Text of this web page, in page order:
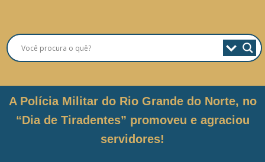
A Polícia Militar do Rio Grande do Norte, no
“Dia de Tiradentes” promoveu e agraciou
servidores!